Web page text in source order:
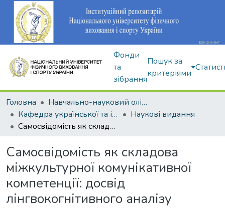
Фонди
та
зібрання
Пошук за
критеріями
Головна
Навчально-науковий олімпійський інститут
Кафедра української та іноземної мов
Наукові видання
Самосвідомість як складова міжкультурної комунікативної компетенції: досвід лінгвокогнітивного аналізу
Самосвідомість як складова
міжкультурної комунікативної
компетенції: досвід
лінгвокогнітивного аналізу